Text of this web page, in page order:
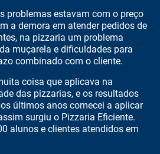
problemas estavam com o preço
a demora em atender pedidos de
na pizzaria um problema
muçarela e dificuldades para
combinado com o cliente.
coisa que aplicava na
das pizzarias, e os resultados
últimos anos comecei a aplicar
surgiu o Pizzaria Eficiente.
alunos e clientes atendidos em